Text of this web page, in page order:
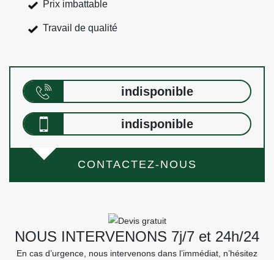
Prix imbattable
Travail de qualité
indisponible
indisponible
CONTACTEZ-NOUS
NOUS INTERVENONS 7j/7 et 24h/24
En cas d’urgence, nous intervenons dans l’immédiat, n’hésitez